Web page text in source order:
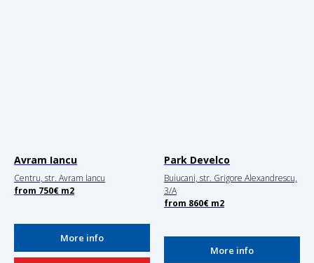
Avram Iancu
Centru, str. Avram Iancu
from 750€ m2
More info
Park Develco
Buiucani, str. Grigore Alexandrescu,
3/A
from 860€ m2
More info